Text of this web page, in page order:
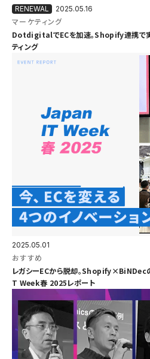
2025.05.16
マーケティング
DotdigitalでECを加速。Shopify連携で
ティング
2025.05.01
おすすめ
レガシーECから脱却。Shopify×BiNDec
T Week春 2025レポート